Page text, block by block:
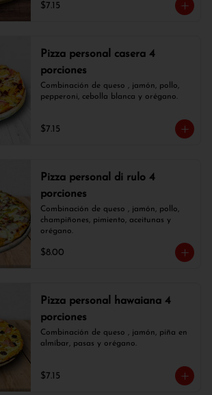
$7.15
Pizza personal casera 4
porciones
Combinación de queso , jamón, pollo,
pepperoni, cebolla blanca y orégano.
$7.15
Pizza personal di rulo 4
porciones
Combinación de queso , jamón, pollo,
champiñones, pimiento, aceitunas y
orégano.
$8.00
Pizza personal hawaiana 4
porciones
Combinación de queso , jamón, piña en
almíbar, pasas y orégano.
$7.15